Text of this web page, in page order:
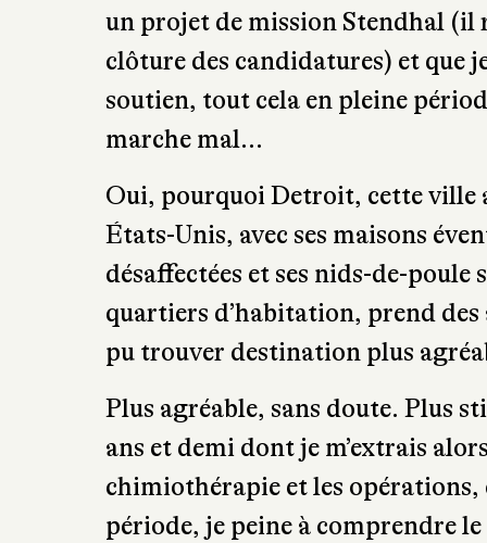
un projet de mission Stendhal (il
clôture des candidatures) et que
soutien, tout cela en pleine
marche mal…
Oui, pourquoi Detroit, cette ville
États-Unis, avec ses maisons
désaffectées et ses nids-de-poule
quartiers d’habitation, prend des
pu trouver destination plus
Plus agréable, sans doute. Plus
ans et demi dont je m’extrais
chimiothérapie et les opérations,
période, je peine à comprendre